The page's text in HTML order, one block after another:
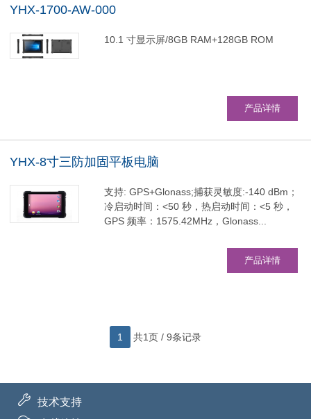
YHX-1700-AW-000
10.1 寸显示屏/8GB RAM+128GB ROM
产品详情
YHX-8寸三防加固平板电脑
支持: GPS+Glonass;捕获灵敏度:-140 dBm；
冷启动时间：<50 秒，热启动时间：<5 秒，
GPS 频率：1575.42MHz，Glonass...
产品详情
1 共1页 / 9条记录
技术支持